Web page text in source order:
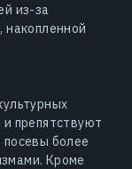
из-за
накопленной
препятствуют
более
Кроме